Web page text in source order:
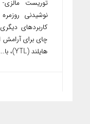
توریست
نوشیدنی
کاربردهای
چای برای
هایلند (YTL)، با...